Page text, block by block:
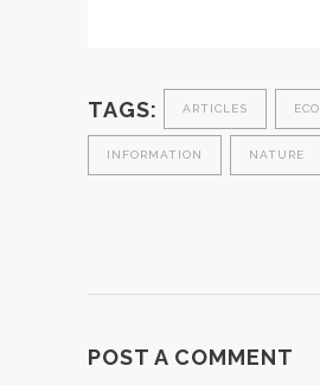
TAGS: ARTICLES
INFORMATION NATURE
POST A COMMENT